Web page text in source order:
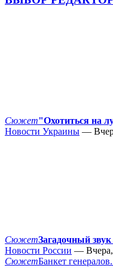
Сюжет"Охотиться на
Новости Украины —
СюжетЗагадочный
Новости России — Вчера,
СюжетБанкет